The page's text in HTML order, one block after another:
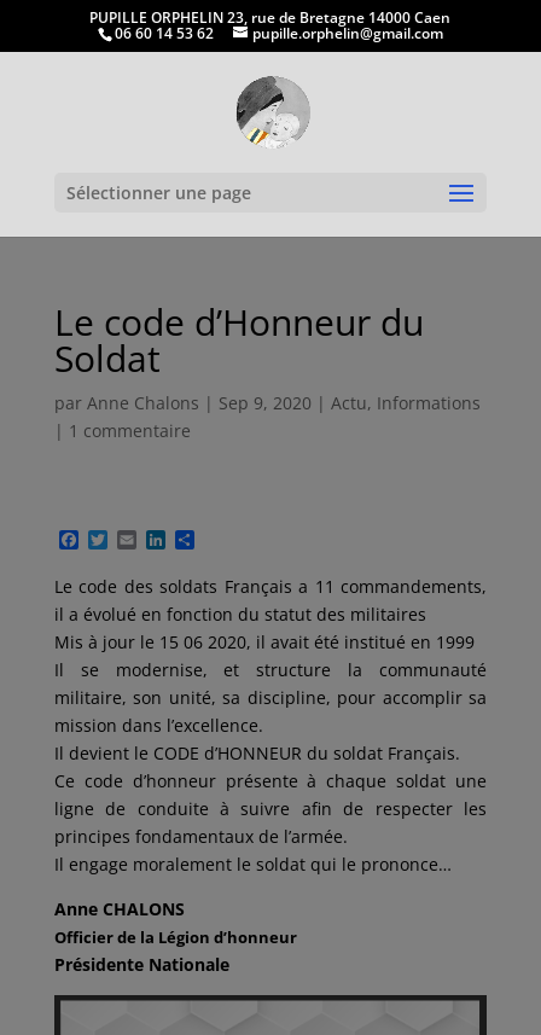
PUPILLE ORPHELIN 23, rue de Bretagne 14000 Caen
06 60 14 53 62 pupille.orphelin@gmail.com
Sélectionner une page
Le code d’Honneur du
Soldat
par Anne Chalons | Sep 9, 2020 | Actu, Informations
| 1 commentaire
F
c
e
b
o
o
k
T
i
t
t
e
r
E
a
i
L
n
k
e
d
I
n
P
r
t
a
g
e
r
Le code des soldats Français a 11 commandements,
il a évolué en fonction du statut des militaires
Mis à jour le 15 06 2020, il avait été institué en 1999
Il se modernise, et structure la communauté
militaire, son unité, sa discipline, pour accomplir sa
mission dans l’excellence.
Il devient le CODE d’HONNEUR du soldat Français.
Ce code d’honneur présente à chaque soldat une
ligne de conduite à suivre afin de respecter les
principes fondamentaux de l’armée.
Il engage moralement le soldat qui le prononce…
Anne CHALONS
Officier de la Légion d’honneur
Présidente Nationale